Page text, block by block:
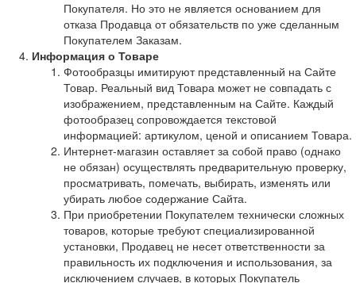
Покупателя. Но это не является основанием для
отказа Продавца от обязательств по уже сделанным
Покупателем Заказам.
Информация о Товаре
Фотообразцы имитируют представленный на Сайте
Товар. Реальный вид Товара может не совпадать с
изображением, представленным на Сайте. Каждый
фотообразец сопровождается текстовой
информацией: артикулом, ценой и описанием Товара.
Интернет-магазин оставляет за собой право (однако
не обязан) осуществлять предварительную проверку,
просматривать, помечать, выбирать, изменять или
убирать любое содержание Сайта.
При приобретении Покупателем технически сложных
товаров, которые требуют специализированной
установки, Продавец не несет ответственности за
правильность их подключения и использования, за
исключением случаев, в которых Покупатель